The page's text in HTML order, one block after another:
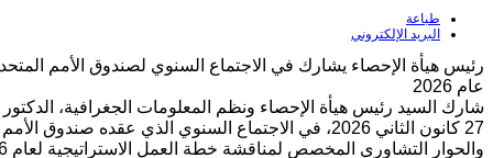
طباعة
البريد الإلكتروني
عام 2026
شارك السيد رئيس هيأة الإحصاء ونظم المعلومات الجغرافية، الدكتور